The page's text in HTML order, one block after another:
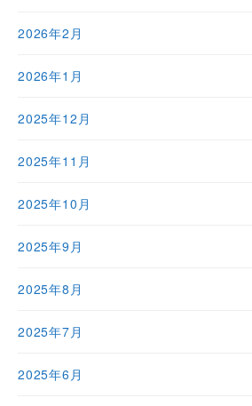
2026年2月
2026年1月
2025年12月
2025年11月
2025年10月
2025年9月
2025年8月
2025年7月
2025年6月